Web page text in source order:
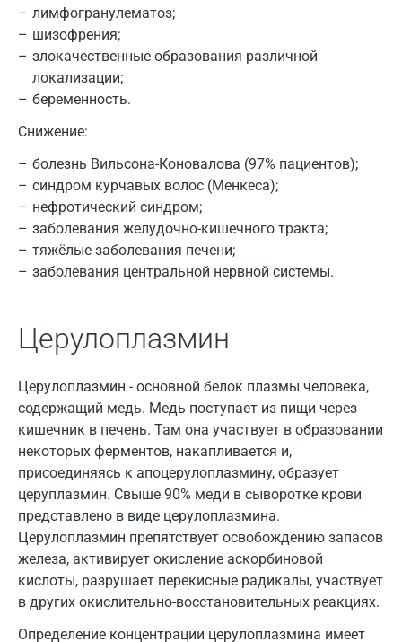
лимфогранулематоз;
шизофрения;
злокачественные образования различной
локализации;
беременность.
Снижение:
болезнь Вильсона-Коновалова (97% пациентов);
синдром курчавых волос (Менкеса);
нефротический синдром;
заболевания желудочно-кишечного тракта;
тяжёлые заболевания печени;
заболевания центральной нервной системы.
Церулоплазмин
Церулоплазмин - основной белок плазмы человека,
содержащий медь. Медь поступает из пищи через
кишечник в печень. Там она участвует в образовании
некоторых ферментов, накапливается и,
присоединяясь к апоцерулоплазмину, образует
церуплазмин. Свыше 90% меди в сыворотке крови
представлено в виде церулоплазмина.
Церулоплазмин препятствует освобождению запасов
железа, активирует окисление аскорбиновой
кислоты, разрушает перекисные радикалы, участвует
в других окислительно-восстановительных реакциях.
Определение концентрации церулоплазмина имеет
Волгоград
Волжский
Вологда
Гатчина
Геленджик
Голубое
Дмитров
Долгопрудный
Домодедово
Екатеринбург
Жуковский
Звенигород
Зеленоград
Иваново
Ивантеевка